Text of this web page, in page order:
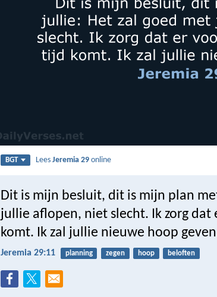
BGT LeesJeremia 29 online
Dit is mijn besluit, dit is mijn plan
jullie aflopen, niet slecht. Ik zorg
komt. Ik zal jullie nieuwe hoop
Jeremia 29:11 planning zegen hoop beloften